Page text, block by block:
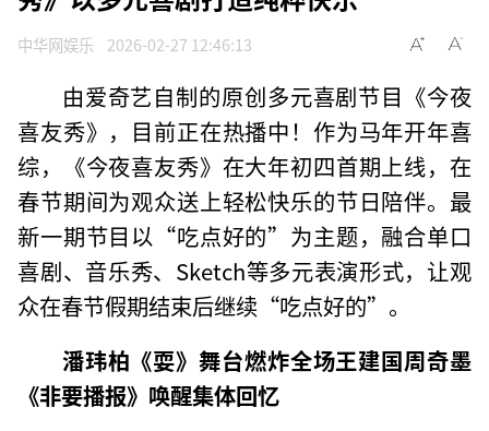
中华网娱乐 2026-02-27 12:46:13
由爱奇艺自制的原创多元喜剧节目《今夜
喜友秀》，目前正在热播中！作为马年开年喜
综，《今夜喜友秀》在大年初四首期上线，在
春节期间为观众送上轻松快乐的节日陪伴。最
新一期节目以“吃点好的”为主题，融合单口
喜剧、音乐秀、Sketch等多元表演形式，让观
众在春节假期结束后继续“吃点好的”。
潘玮柏《耍》舞台燃炸全场王建国周奇墨
《非要播报》唤醒集体回忆